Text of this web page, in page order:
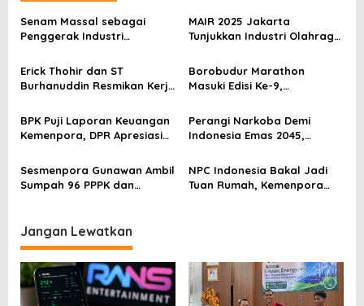
s
i
p
o
s
Senam Massal sebagai
Penggerak Industri
2025 untuk Ekonomi
Nasional
MAIR 2025 Jakarta
Tunjukkan Industri Olahraga
Erick Thohir dan ST
Burhanuddin Resmikan Kerja
Program Pemuda dan
Olahraga
Borobudur Marathon
Masuki Edisi Ke-9,
Kolaborasi
BPK Puji Laporan Keuangan
Kemenpora, DPR Apresiasi
Perangi Narkoba Demi
Indonesia Emas 2045,
Sesmenpora Gunawan Ambil
Sumpah 96 PPPK dan
NPC Indonesia Bakal Jadi
Tuan Rumah, Kemenpora
Jangan Lewatkan